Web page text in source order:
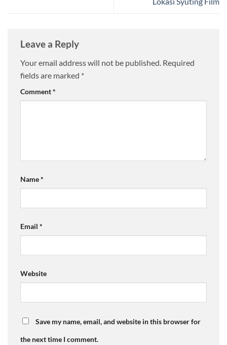
Leave a Reply
Your email address will not be published. Required
fields are marked *
Comment*
Name*
Email *
Website
Save my name, email, and website in this browser for
the next time I comment.